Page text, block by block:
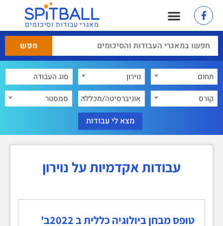
מאגרי עבודות וסיכומים
תחום
נוירון
קורס
אוניברסיטה/מכללה סמסטר
עבודות אקדמיות על נוירון
טופס מבחן ביולוגיה כללית ב 2022ב'